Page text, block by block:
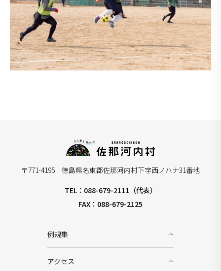
〒771-4195 徳島県名東郡佐那河内村下字西ノハナ31番地
TEL：088-679-2111（代表）
FAX：088-679-2125
例規集
アクセス